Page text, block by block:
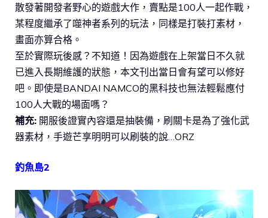
散發著開發者野心的遊戲大作，賣點是100人一起作戰，
某程度繼承了噬神者系列的玩法，同樣是打裝打素材，
畫面亦算合格。
至於實際玩後感？不知道！因為遊戲在上架當日不久就
已進入長期維護的狀態，本文刊出當日會有望可以修好
吧。即使是BANDAI NAMCO的黑科技也無法輕鬆應付
100人大戰的場面嗎？
補充: 開服後證實內容還是抽裝備，刷關卡是為了強化武
器素材，手遊芒享明明可以刷裝的說…ORZ
釣魚島2